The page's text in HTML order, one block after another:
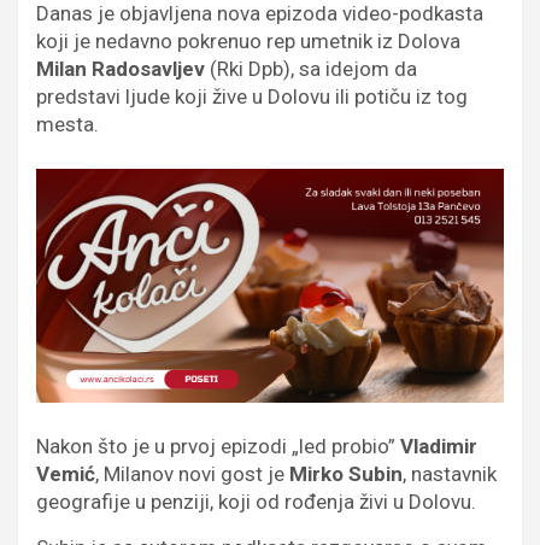
Danas je objavljena nova epizoda video-podkasta
koji je nedavno pokrenuo rep umetnik iz Dolova
Milan Radosavljev (Rki Dpb), sa idejom da
predstavi ljude koji žive u Dolovu ili potiču iz tog
mesta.
Nakon što je u prvoj epizodi „led probio” Vladimir
Vemić, Milanov novi gost je Mirko Subin, nastavnik
geografije u penziji, koji od rođenja živi u Dolovu.